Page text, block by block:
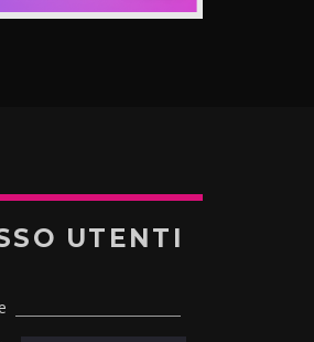
UTENTI